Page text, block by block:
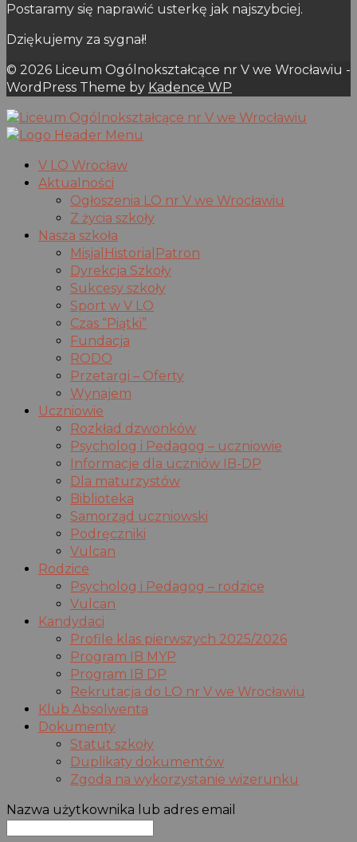
Postaramy się naprawić usterkę jak najszybciej.
Dziękujemy za sygnał!
© 2026 Liceum Ogólnokształcące nr V we Wrocławiu -
WordPress Theme by Kadence WP
V LO Wrocław
Aktualności
Ogłoszenia LO nr V we Wrocławiu
Z życia szkoły
Nasza szkoła
Misja|Historia|Patron
Dyrekcja Szkoły
Sukcesy szkoły
Sport w V LO
Czas “Piątki”
Fundacja
RODO
Przetargi – Oferty
Wynajem
Uczniowie
Rozkład dzwonków
Psycholog i Pedagog – uczniowie
Informacje dla uczniów IB-DP
Dla maturzystów
Biblioteka
Samorząd uczniowski
Podręczniki
Vulcan
Rodzice
Psycholog i Pedagog – rodzice
Vulcan
Kandydaci
Profile klas pierwszych 2025/2026
Program IB MYP
Program IB DP
Rekrutacja do LO nr V we Wrocławiu
Klub Absolwenta
Dokumenty
Statut szkoły
Duplikaty dokumentów
Zgoda na wykorzystanie wizerunku
Nazwa użytkownika lub adres email